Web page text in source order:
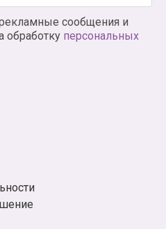
сообщения и
обработку персональных